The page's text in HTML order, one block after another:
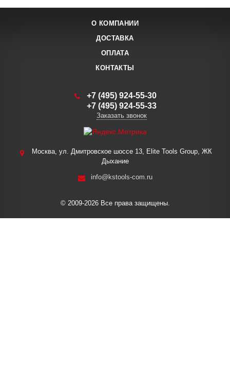
О КОМПАНИИ
ДОСТАВКА
ОПЛАТА
КОНТАКТЫ
+7 (495) 924-55-30
+7 (495) 924-55-33
Заказать звонок
Москва, ул. Дмитровское шоссе 13, Elite Tools Group, ЖК
Дыхание
info@kstools-com.ru
© 2009-2026 Все права защищены.